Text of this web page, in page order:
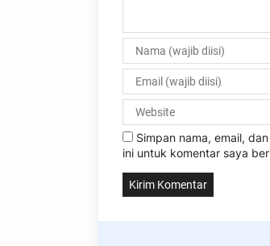
Simpan nama, email,
ini untuk komentar saya